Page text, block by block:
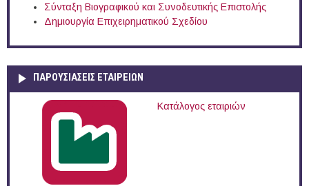
Σύνταξη Βιογραφικού και Συνοδευτικής Επιστολής
Δημιουργία Επιχειρηματικού Σχεδίου
ΠΑΡΟΥΣΙΆΣΕΙΣ ΕΤΑΙΡΕΙΏΝ
Κατάλογος εταιριών